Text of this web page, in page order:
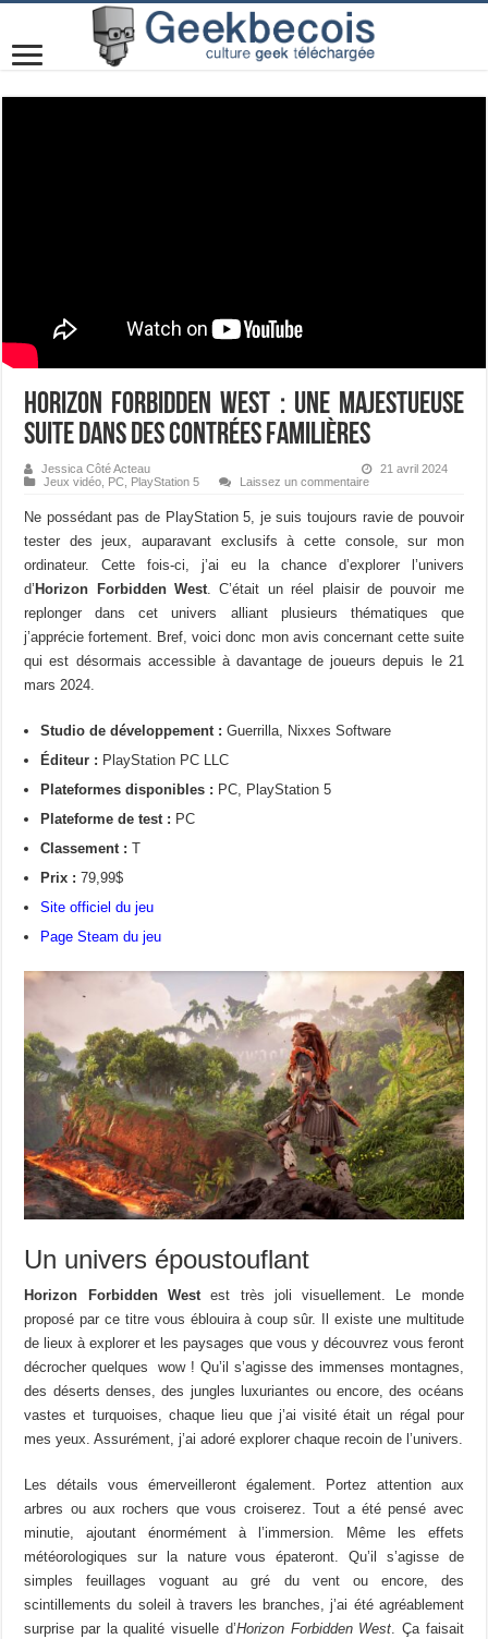
Horizon Forbidden West : une majestueuse
suite dans des contrées familières
Jessica Côté Acteau
21 avril 2024
Jeux vidéo PC PlayStation 5 Laissez un commentaire
Ne possédant pas de PlayStation 5, je suis toujours ravie de pouvoir
tester des jeux, auparavant exclusifs à cette console, sur mon
ordinateur. Cette fois-ci, j’ai eu la chance d’explorer l’univers
d’ Horizon Forbidden West. C’était un réel plaisir de pouvoir me
replonger dans cet univers alliant plusieurs thématiques que
j’apprécie fortement. Bref, voici donc mon avis concernant cette suite
qui est désormais accessible à davantage de joueurs depuis le 21
mars 2024.
Studio de développement :Guerrilla, Nixxes Software
Éditeur : PlayStation PC LLC
Plateformes disponibles : PC, PlayStation 5
Plateforme de test : PC
Classement :T
Prix :79,99$
Site officiel du jeu
Page Steam du jeu
Un univers époustouflant
Horizon Forbidden Westest très joli visuellement. Le monde
proposé par ce titre vous éblouira à coup sûr. Il existe une multitude
de lieux à explorer et les paysages que vous y découvrez vous feront
décrocher quelques wow ! Qu’il s’agisse des immenses montagnes,
des déserts denses, des jungles luxuriantes ou encore, des océans
vastes et turquoises, chaque lieu que j’ai visité était un régal pour
mes yeux. Assurément, j’ai adoré explorer chaque recoin de l’univers.
Les détails vous émerveilleront également. Portez attention aux
arbres ou aux rochers que vous croiserez. Tout a été pensé avec
minutie, ajoutant énormément à l’immersion. Même les effets
météorologiques sur la nature vous épateront. Qu’il s’agisse de
simples feuillages voguant au gré du vent ou encore, des
scintillements du soleil à travers les branches, j’ai été agréablement
surprise par la qualité visuelle d’Horizon Forbidden West. Ça faisait